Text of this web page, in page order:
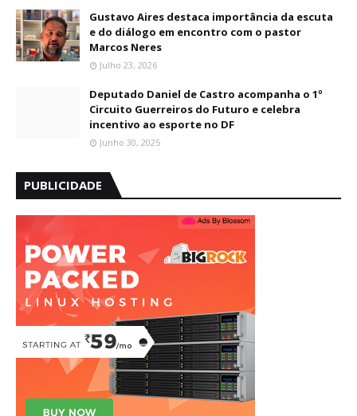
Gustavo Aires destaca importância da escuta
e do diálogo em encontro com o pastor
Marcos Neres
Julho 23, 2026
Deputado Daniel de Castro acompanha o 1º
Circuito Guerreiros do Futuro e celebra
incentivo ao esporte no DF
Junho 30, 2025
PUBLICIDADE